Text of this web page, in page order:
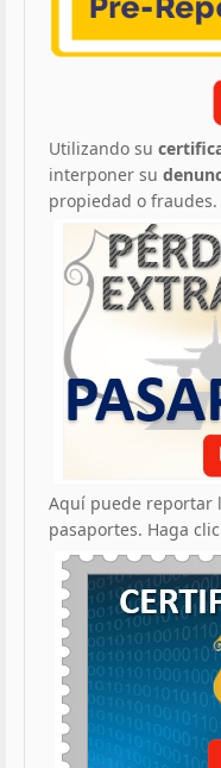
Utilizando su
interponer su
propiedad o fraudes.
Aquí puede reportar
pasaportes. Haga